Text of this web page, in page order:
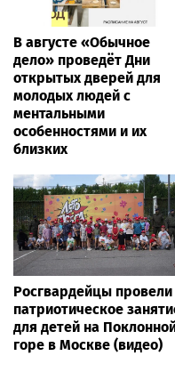
В августе «Обычное
дело» проведёт Дни
открытых дверей для
молодых людей с
ментальными
особенностями и их
близких
Росгвардейцы провели
патриотическое
для детей на
горе в Москве (видео)